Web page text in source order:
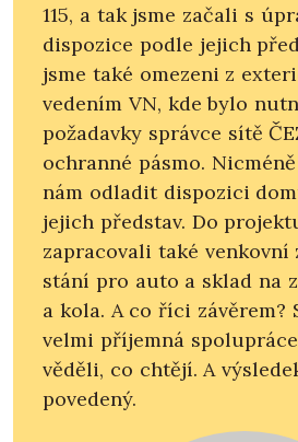
115, a tak jsme začali s
dispozice podle jejich
jsme také omezeni z
vedením VN, kde bylo
požadavky správce sítě
ochranné pásmo.
nám odladit dispozici
jejich představ. Do
zapracovali také venkovní
stání pro auto a sklad na
a kola. A co říci závěrem?
velmi příjemná
věděli, co chtějí. A
povedený.